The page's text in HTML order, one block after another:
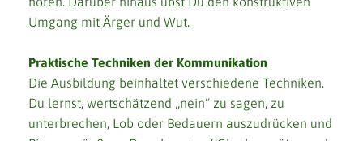
Umgang mit Ärger und Wut.
Praktische Techniken der Kommunikation
Die Ausbildung beinhaltet verschiedene Techniken.
Du lernst, wertschätzend „nein“ zu sagen, zu
unterbrechen, Lob oder Bedauern auszudrücken und